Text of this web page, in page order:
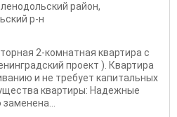
район,
р-н
2-комнатная квартира с
проект ). Квартира
и не требует капитальных
квартиры: Надежные